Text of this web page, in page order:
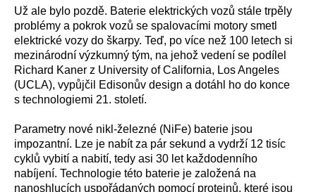
Už ale bylo pozdě. Baterie elektrických vozů stále trpěly
problémy a pokrok vozů se spalovacími motory smetl
elektrické vozy do škarpy. Teď, po více než 100 letech si
mezinárodní výzkumný tým, na jehož vedení se podílel
Richard Kaner z University of California, Los Angeles
(UCLA), vypůjčil Edisonův design a dotáhl ho do konce
s technologiemi 21. století.
Parametry nové nikl-železné (NiFe) baterie jsou
impozantní. Lze je nabít za pár sekund a vydrží 12 tisíc
cyklů vybití a nabití, tedy asi 30 let každodenního
nabíjení. Technologie této baterie je založená na
nanoshlucích uspořádaných pomocí proteinů, které jsou